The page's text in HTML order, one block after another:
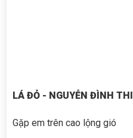
LÁ ĐỎ - NGUYỄN ĐÌNH THI
Gặp em trên cao lộng gió